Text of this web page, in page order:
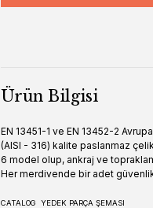
Ürün Bilgisi
EN 13451-1 ve EN 13452-2
(AISI - 316) kalite paslanmaz
6 model olup, ankraj ve
Her merdivende bir adet güvenlik
CATALOG YEDEK PARÇA ŞEMASI